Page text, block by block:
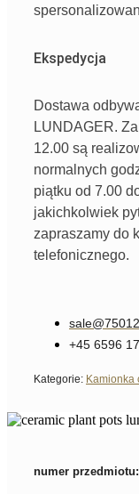
Ekspedycja
Dostawa
LUNDAGER.
12.00 są
normalnych
piątku od 7.00
jakichkolwiek
zapraszamy do
telefonicznego.
+45 6596
Kategorie: Kamionka
numer